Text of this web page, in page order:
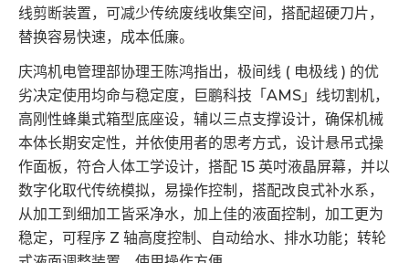
线剪断装置，可减少传统废线收集空间，搭配超硬刀片，
替换容易快速，成本低廉。
庆鸿机电管理部协理王陈鸿指出，极间线 ( 电极线 ) 的优
劣决定使用均命与稳定度，巨鹏科技「AMS」线切割机，
高刚性蜂巢式箱型底座设，辅以三点支撑设计，确保机械
本体长期安定性，并依使用者的思考方式，设计悬吊式操
作面板，符合人体工学设计，搭配 15 英吋液晶屏幕，并以
数字化取代传统模拟，易操作控制，搭配改良式补水系，
从加工到细加工皆采净水，加上佳的液面控制，加工更为
稳定，可程序 Z 轴高度控制、自动给水、排水功能；转轮